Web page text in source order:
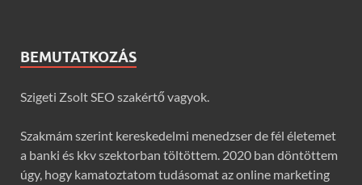
BEMUTATKOZÁS
Szigeti Zsolt SEO szakértő vagyok.
Szakmám szerint kereskedelmi menedzser de fél életemet
a banki és kkv szektorban töltöttem. 2020 ban döntöttem
úgy, hogy kamatoztatom tudásomat az online marketing